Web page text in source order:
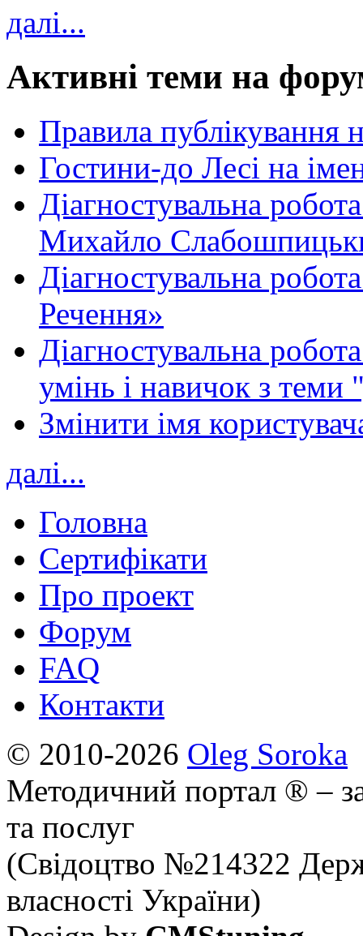
далі...
Активні теми на
Правила публікування
Гостини-до Лесі на
Діагностувальна
Михайло
Діагностувальна
Речення»
Діагностувальна
умінь і навичок з теми
Змінити імя
далі...
Головна
Сертифікати
Про проект
Форум
FAQ
Контакти
© 2010-2026 Oleg Soroka
Методичний портал ® –
та послуг
(Свідоцтво №214322
власності України)